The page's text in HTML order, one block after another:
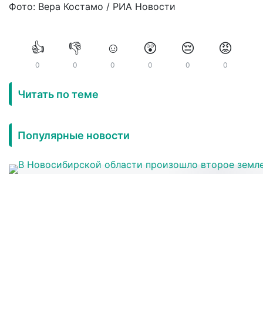
Фото: Вера Костамо / РИА Новости
👍
0
👎
0
☺️
0
😲
0
😔
0
😡
0
Читать по теме
Популярные новости